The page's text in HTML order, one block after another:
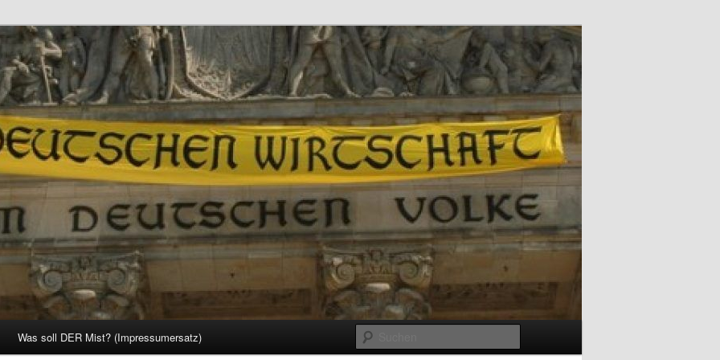
Was soll DER Mist? (Impressumersatz)